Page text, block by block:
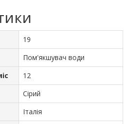
19
Пом'якшувач води
12
Сірий
Італія